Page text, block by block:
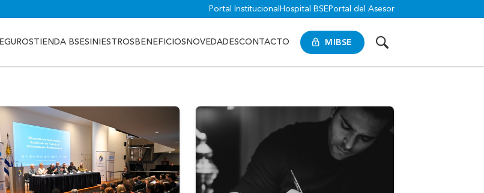
Portal Institucional Hospital BSE Portal del Asesor
MIBSE
TIENDA BSESINIESTROS BENEFICIOS NOVEDADESCONTACTO